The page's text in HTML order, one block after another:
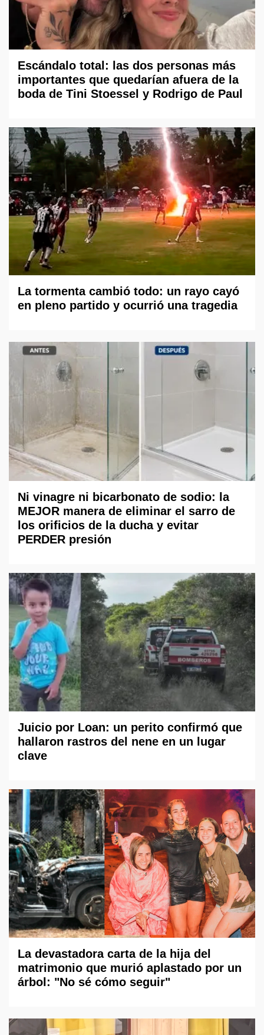
Escándalo total: las dos personas más
importantes que quedarían afuera de la
boda de Tini Stoessel y Rodrigo de Paul
La tormenta cambió todo: un rayo cayó
en pleno partido y ocurrió una tragedia
Ni vinagre ni bicarbonato de sodio: la
MEJOR manera de eliminar el sarro de
los orificios de la ducha y evitar
PERDER presión
Juicio por Loan: un perito confirmó que
hallaron rastros del nene en un lugar
clave
La devastadora carta de la hija del
matrimonio que murió aplastado por un
árbol: "No sé cómo seguir"